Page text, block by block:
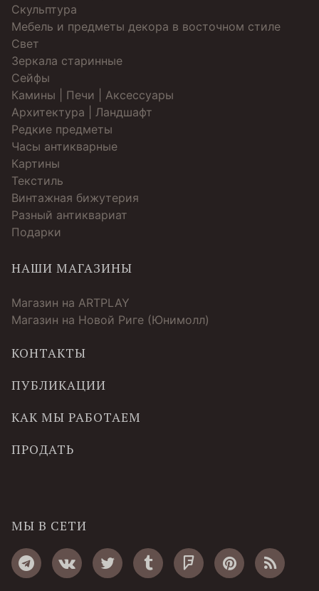
Скульптура
Мебель и предметы декора в восточном стиле
Свет
Зеркала старинные
Cейфы
Камины | Печи | Аксессуары
Архитектура | Ландшафт
Редкие предметы
Часы антикварные
Картины
Текстиль
Винтажная бижутерия
Разный антиквариат
Подарки
НАШИ МАГАЗИНЫ
Магазин на ARTPLAY
Магазин на Новой Риге (Юнимолл)
КОНТАКТЫ
ПУБЛИКАЦИИ
КАК МЫ РАБОТАЕМ
ПРОДАТЬ
МЫ В СЕТИ